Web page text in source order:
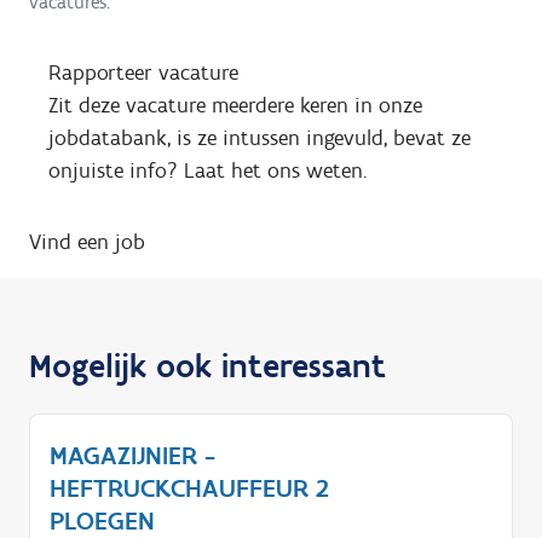
Rapporteer vacature
Zit deze vacature meerdere keren in onze
jobdatabank, is ze intussen ingevuld, bevat ze
onjuiste info? Laat het ons weten.
Vind een job
Mogelijk ook interessant
MAGAZIJNIER -
HEFTRUCKCHAUFFEUR 2
PLOEGEN